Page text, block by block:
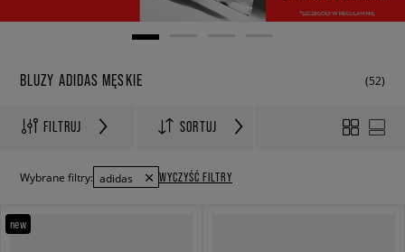
BLUZY ADIDAS MĘSKIE (52)
FILTRUJ SORTUJ
Wybrane filtry: adidas WYCZYŚĆ FILTRY
new